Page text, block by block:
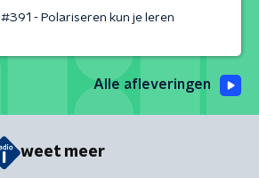
#391 - Polariseren kun je leren
Alle afleveringen
weet meer